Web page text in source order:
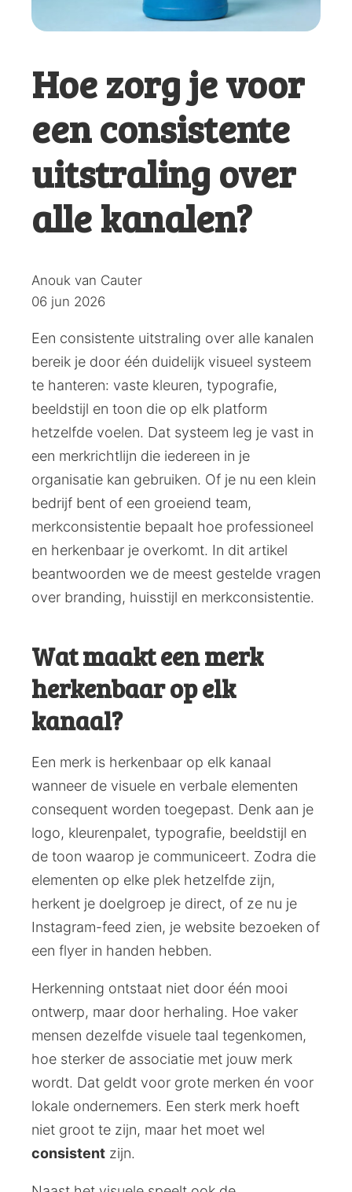
Hoe zorg je voor
een consistente
uitstraling over
alle kanalen?
Posted
by:
Anouk van Cauter
06 jun 2026
Een consistente uitstraling over alle kanalen
bereik je door één duidelijk visueel systeem
te hanteren: vaste kleuren, typografie,
beeldstijl en toon die op elk platform
hetzelfde voelen. Dat systeem leg je vast in
een merkrichtlijn die iedereen in je
organisatie kan gebruiken. Of je nu een klein
bedrijf bent of een groeiend team,
merkconsistentie bepaalt hoe professioneel
en herkenbaar je overkomt. In dit artikel
beantwoorden we de meest gestelde vragen
over branding, huisstijl en merkconsistentie.
Wat maakt een merk
herkenbaar op elk
kanaal?
Een merk is herkenbaar op elk kanaal
wanneer de visuele en verbale elementen
consequent worden toegepast. Denk aan je
logo, kleurenpalet, typografie, beeldstijl en
de toon waarop je communiceert. Zodra die
elementen op elke plek hetzelfde zijn,
herkent je doelgroep je direct, of ze nu je
Instagram-feed zien, je website bezoeken of
een flyer in handen hebben.
Herkenning ontstaat niet door één mooi
ontwerp, maar door herhaling. Hoe vaker
mensen dezelfde visuele taal tegenkomen,
hoe sterker de associatie met jouw merk
wordt. Dat geldt voor grote merken én voor
lokale ondernemers. Een sterk merk hoeft
niet groot te zijn, maar het moet wel
consistent zijn.